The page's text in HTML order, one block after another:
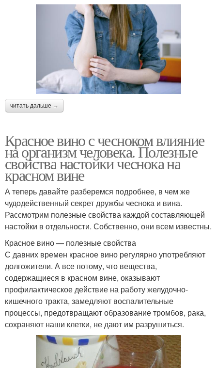
читать дальше →
Красное вино с чесноком влияние
на организм человека. Полезные
свойства настойки чеснока на
красном вине
А теперь давайте разберемся подробнее, в чем же
чудодейственный секрет дружбы чеснока и вина.
Рассмотрим полезные свойства каждой составляющей
настойки в отдельности. Собственно, они всем известны.
Красное вино — полезные свойства
С давних времен красное вино регулярно употребляют
долгожители. А все потому, что вещества,
содержащиеся в красном вине, оказывают
профилактическое действие на работу желудочно-
кишечного тракта, замедляют воспалительные
процессы, предотвращают образование тромбов, рака,
сохраняют наши клетки, не дают им разрушиться.